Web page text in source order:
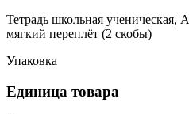
Тетрадь школьная ученическая,
мягкий переплёт (2 скобы)
Упаковка
Единица товара